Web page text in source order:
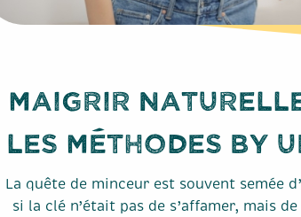
Maigrir
les méthodes by
La quête de minceur est souvent semée
si la clé n’était pas de s’affamer, mais